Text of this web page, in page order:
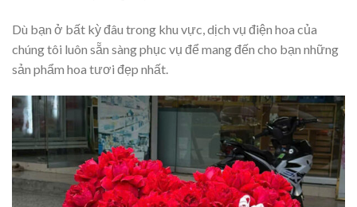
Dù bạn ở bất kỳ đâu trong khu vực, dịch vụ điện hoa của
chúng tôi luôn sẵn sàng phục vụ để mang đến cho bạn những
sản phẩm hoa tươi đẹp nhất.